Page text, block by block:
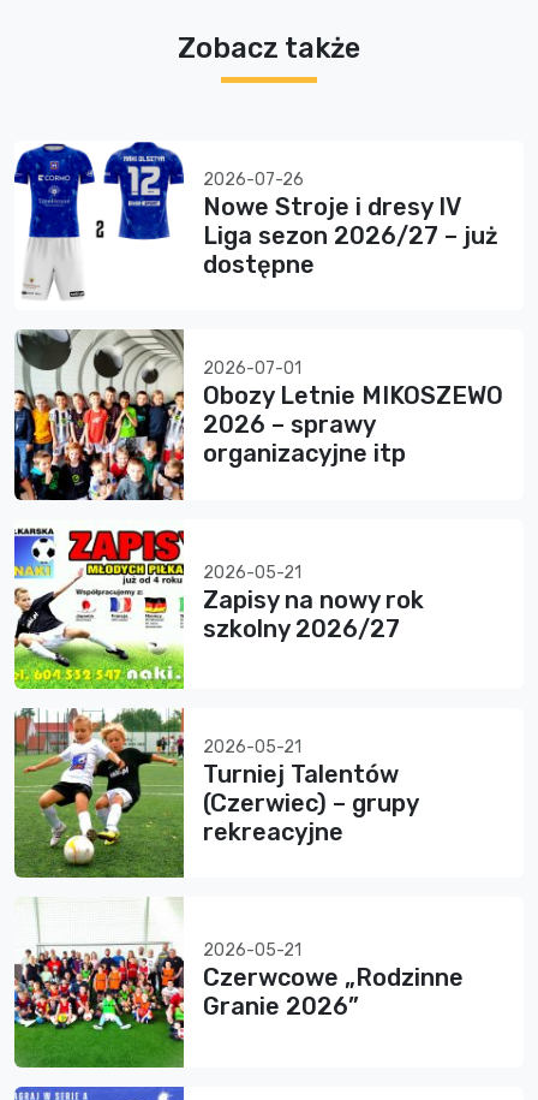
Zobacz także
2026-07-26
Nowe Stroje i dresy IV
Liga sezon 2026/27 – już
dostępne
2026-07-01
Obozy Letnie MIKOSZEWO
2026 – sprawy
organizacyjne itp
2026-05-21
Zapisy na nowy rok
szkolny 2026/27
2026-05-21
Turniej Talentów
(Czerwiec) – grupy
rekreacyjne
2026-05-21
Czerwcowe „Rodzinne
Granie 2026”